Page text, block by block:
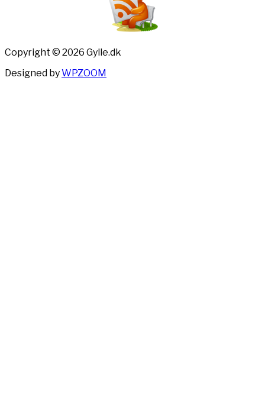
Copyright © 2026 Gylle.dk
Designed byWPZOOM